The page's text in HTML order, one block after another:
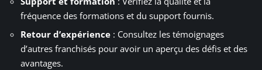
fréquence des formations et du support fournis.
Retour d’expérience : Consultez les témoignages
d’autres franchisés pour avoir un aperçu des défis et des
avantages.